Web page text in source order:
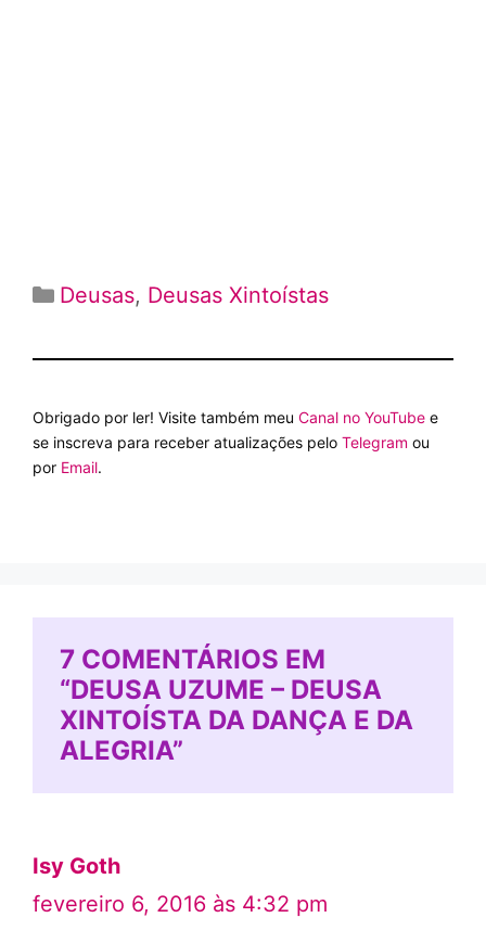
Categorias
Deusas, Deusas Xintoístas
Obrigado por ler! Visite também meu Canal no YouTube e
se inscreva para receber atualizações pelo Telegram ou
por Email.
7 COMENTÁRIOS EM
“DEUSA UZUME – DEUSA
XINTOÍSTA DA DANÇA E DA
ALEGRIA”
Isy Goth
fevereiro 6, 2016 às 4:32 pm